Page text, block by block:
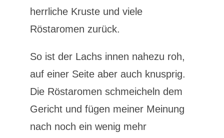
herrliche Kruste und viele
Röstaromen zurück.
So ist der Lachs innen nahezu roh,
auf einer Seite aber auch knusprig.
Die Röstaromen schmeicheln dem
Gericht und fügen meiner Meinung
nach noch ein wenig mehr